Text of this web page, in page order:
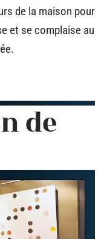
de la maison pour
et se complaise au
de